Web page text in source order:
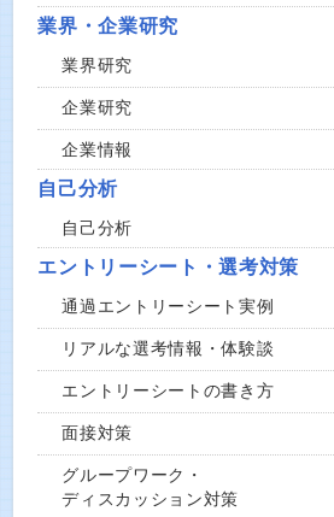
業界・企業研究
業界研究
企業研究
企業情報
自己分析
自己分析
エントリーシート・選考対策
通過エントリーシート実例
リアルな選考情報・体験談
エントリーシートの書き方
面接対策
グループワーク・
ディスカッション対策